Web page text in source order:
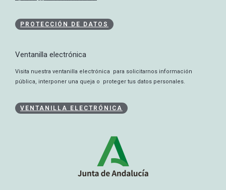
PROTECCIÓN DE DATOS
Ventanilla electrónica
Visita nuestra ventanilla electrónica para solicitarnos información
pública, interponer una queja o proteger tus datos personales.
VENTANILLA ELECTRÓNICA